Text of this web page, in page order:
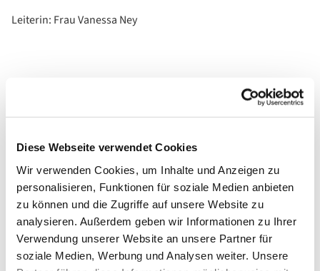
Diese Webseite verwendet Cookies
Wir verwenden Cookies, um Inhalte und Anzeigen zu
personalisieren, Funktionen für soziale Medien anbieten
zu können und die Zugriffe auf unsere Website zu
analysieren. Außerdem geben wir Informationen zu Ihrer
Verwendung unserer Website an unsere Partner für
soziale Medien, Werbung und Analysen weiter. Unsere
Leiterin: Frau Vanessa Ney